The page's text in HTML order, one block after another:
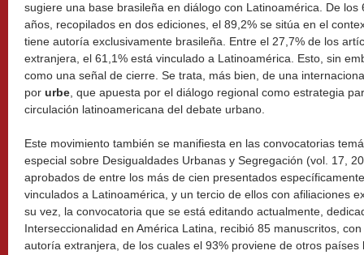
sugiere una base brasileña en diálogo con Latinoamérica. De
años, recopilados en dos ediciones, el 89,2% se sitúa en el
tiene autoría exclusivamente brasileña. Entre el 27,7% de los
extranjera, el 61,1% está vinculado a Latinoamérica. Esto, sin
como una señal de cierre. Se trata, más bien, de una
por urbe , que apuesta por el diálogo regional como estrategia
circulación latinoamericana del debate urbano.
Este movimiento también se manifiesta en las convocatorias
especial sobre Desigualdades Urbanas y Segregación (vol. 17,
aprobados de entre los más de cien presentados
vinculados a Latinoamérica, y un tercio de ellos con afiliaciones
su vez, la convocatoria que se está editando actualmente,
Interseccionalidad en América Latina, recibió 85 manuscritos,
autoría extranjera, de los cuales el 93% proviene de otros